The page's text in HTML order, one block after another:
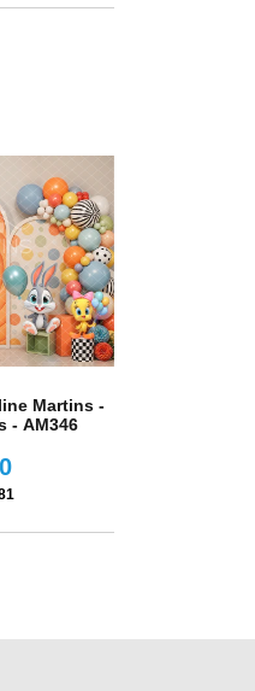
Martins -
- AM346